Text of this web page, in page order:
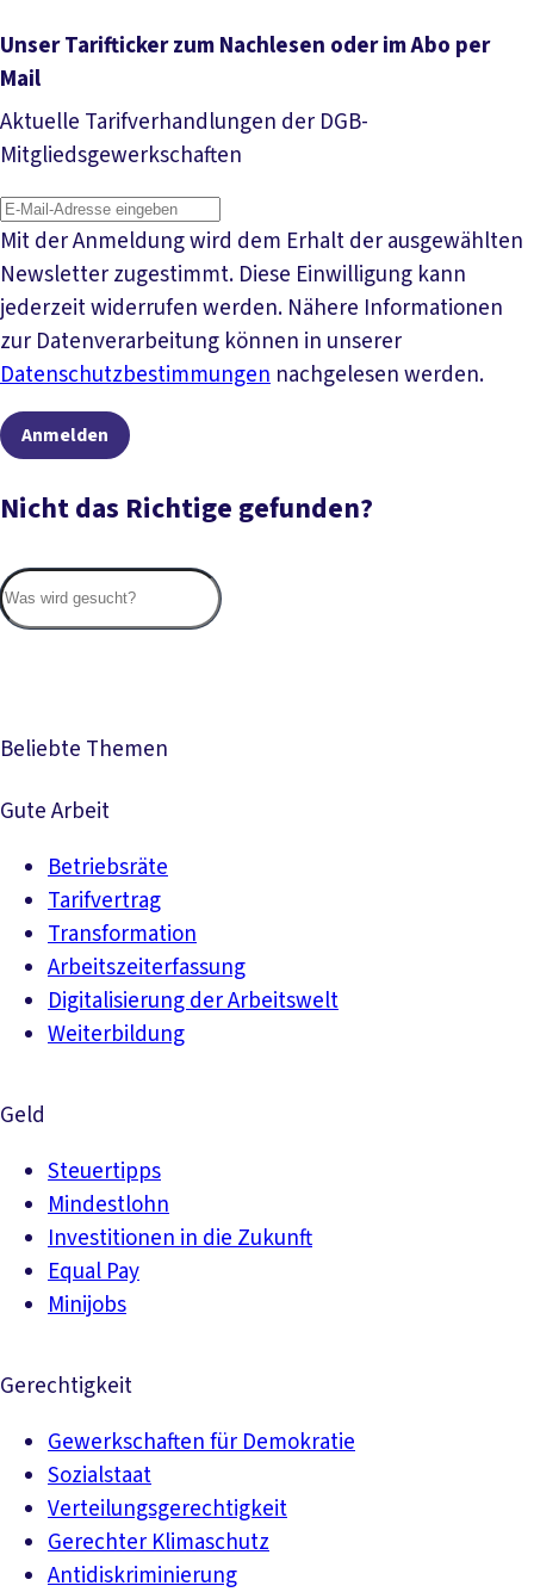
Unser Tarifticker zum Nachlesen oder im Abo per
Mail
Aktuelle Tarifverhandlungen der DGB-
Mitgliedsgewerkschaften
Mit der Anmeldung wird dem Erhalt der ausgewählten
Newsletter zugestimmt. Diese Einwilligung kann
jederzeit widerrufen werden. Nähere Informationen
zur Datenverarbeitung können in unserer
Datenschutzbestimmungen nachgelesen werden.
Anmelden
Nicht das Richtige gefunden?
Beliebte Themen
Gute Arbeit
Betriebsräte
Tarifvertrag
Transformation
Arbeitszeiterfassung
Digitalisierung der Arbeitswelt
Weiterbildung
Geld
Steuertipps
Mindestlohn
Investitionen in die Zukunft
Equal Pay
Minijobs
Gerechtigkeit
Gewerkschaften für Demokratie
Sozialstaat
Verteilungsgerechtigkeit
Gerechter Klimaschutz
Antidiskriminierung